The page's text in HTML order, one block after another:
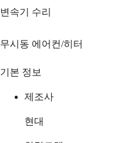
변속기 수리
무시동 에어컨/히터
기본 정보
제조사
현대